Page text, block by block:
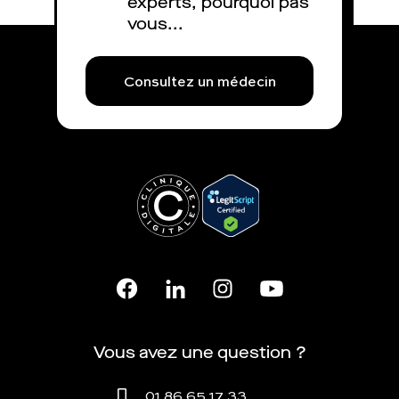
vous...
Consultez un médecin
Vous avez une question ?